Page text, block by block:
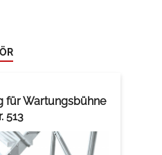
für Wartungsbühne
513